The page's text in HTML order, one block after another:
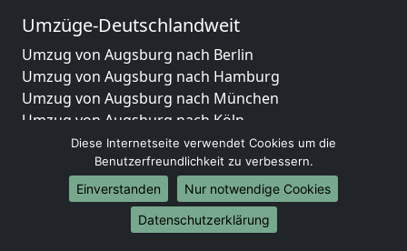
Umzüge-Deutschlandweit
Umzug von Augsburg nach Berlin
Umzug von Augsburg nach Hamburg
Umzug von Augsburg nach München
Umzug von Augsburg nach Köln
Umzug von Augsburg nach Frankfurt am Main
Umzug von Augsburg nach Stuttgart
Umzug von Augsburg nach Düsseldorf
Umzug von Augsburg nach Leipzig
Umzug von Augsburg nach Dortmund
Diese Internetseite verwendet Cookies um die
Benutzerfreundlichkeit zu verbessern.
Einverstanden
Nur notwendige Cookies
Datenschutzerklärung